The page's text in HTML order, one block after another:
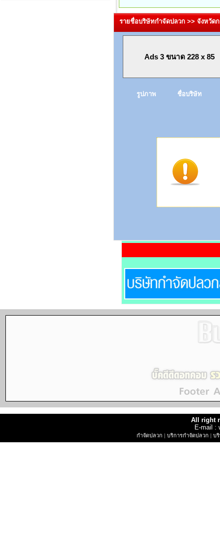
รายชื่อบริษัทกำจัดปลวก >> จังหวัด
Ads 3 ขนาด 228 x 85
รูปภาพ ชื่อบริษัท
All right
E-mail :
กำจัดปลวก | บริการกำจัดปลวก | บ